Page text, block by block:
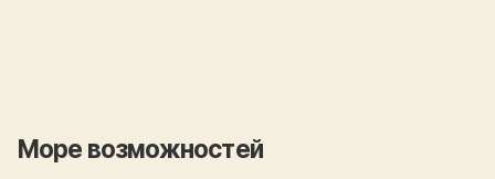
Море возможностей